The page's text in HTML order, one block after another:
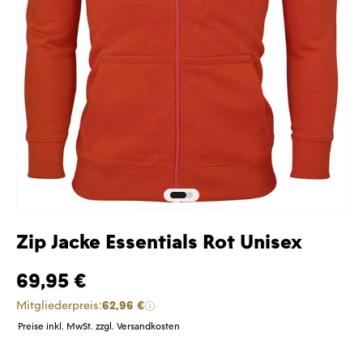
Zip Jacke Essentials Rot Unisex
69,95 €
Mitgliederpreis:62,96 €
Preise inkl. MwSt. zzgl. Versandkosten